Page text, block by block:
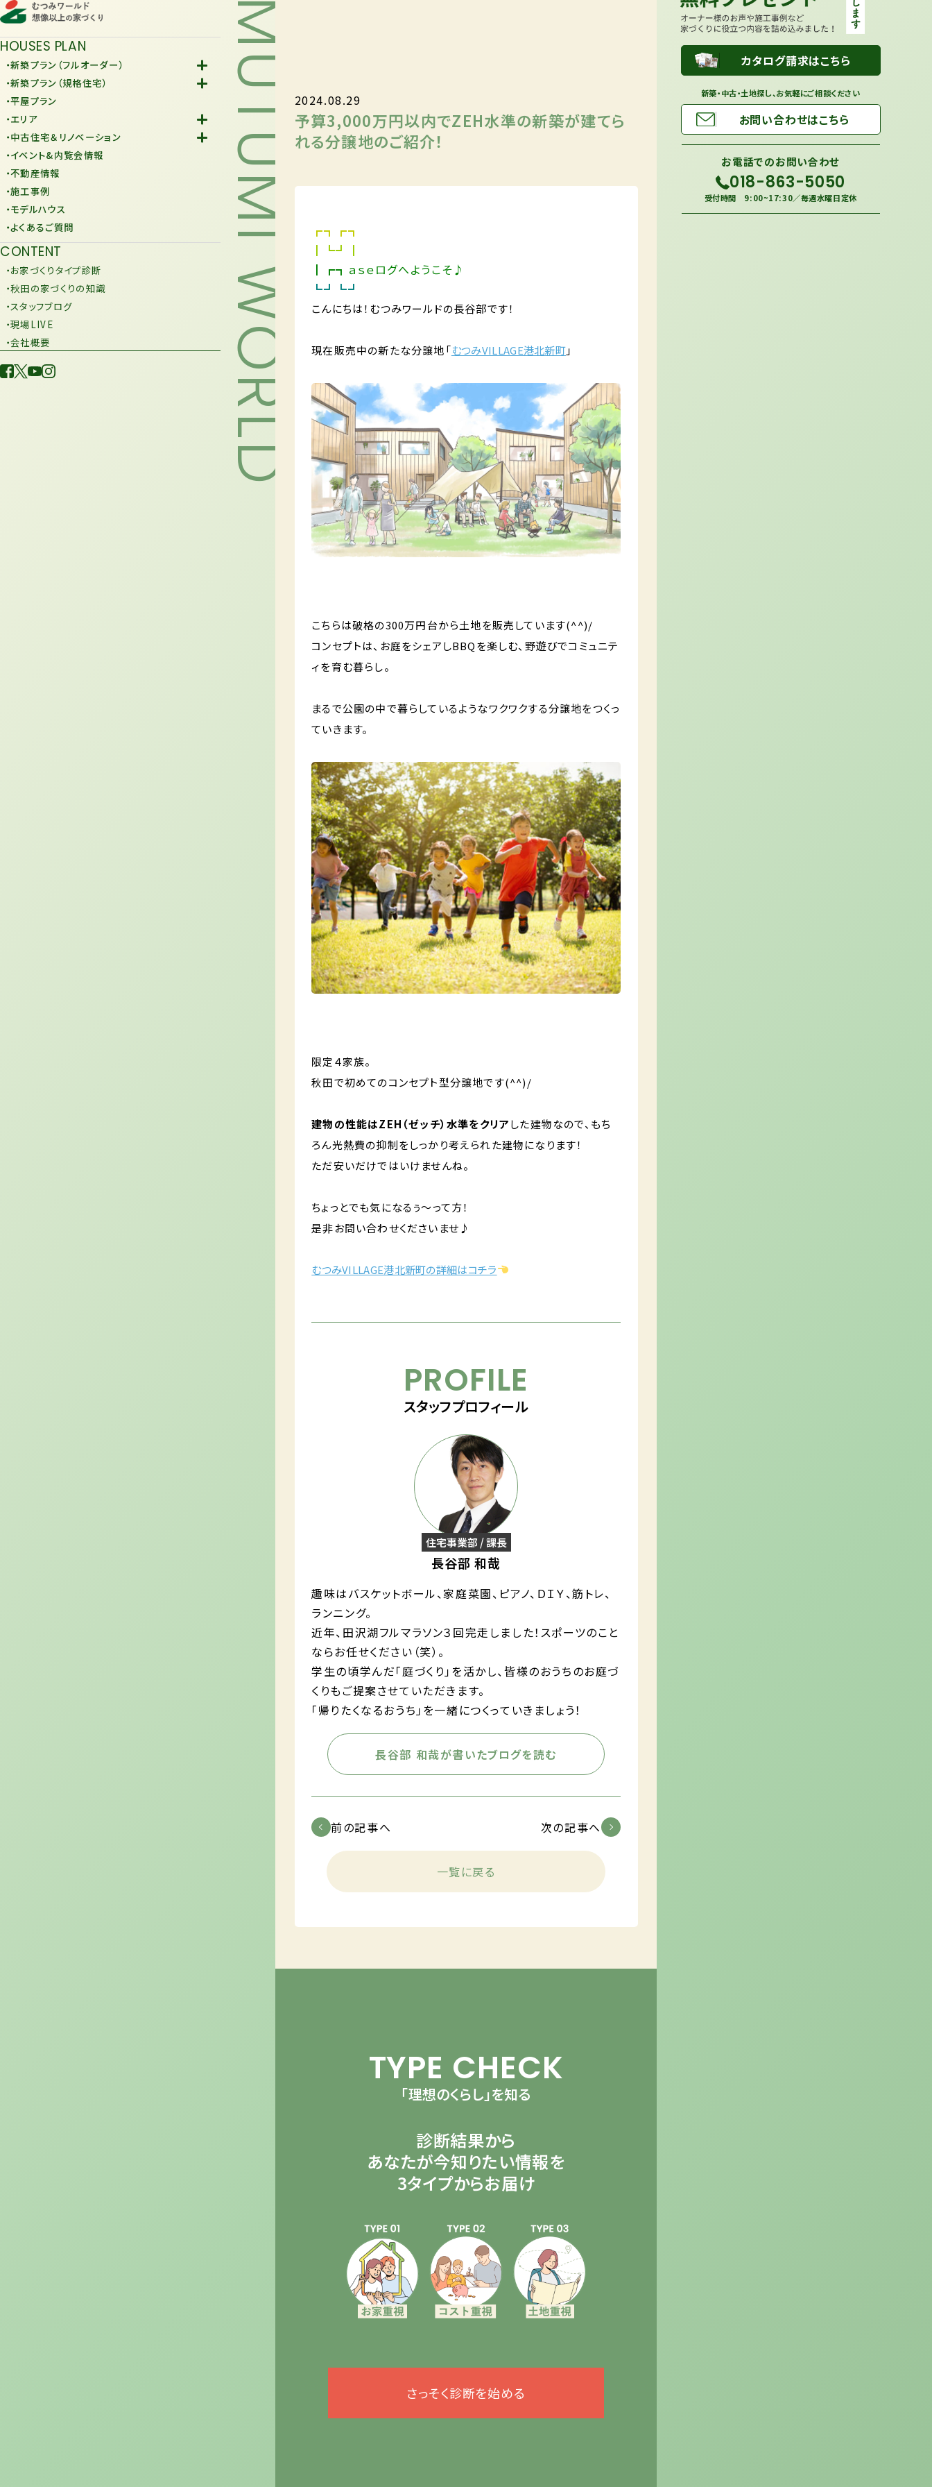
HOUSES PLAN
・新築プラン（フルオーダー）
-Fiore
・新築プラン（規格住宅）
-規格住宅
-KURAFIT
-JiU
・平屋プラン
・エリア
-潟上市
-由利本荘市
・中古住宅＆リノベーション
-中古住宅
-リノベーション
・イベント&内覧会情報
・不動産情報
・施工事例
・モデルハウス
・よくあるご質問
CONTENT
・お家づくりタイプ診断
・秋田の家づくりの知識
・スタッフブログ
・現場LIVE
・会社概要
MUTUMI WORLD カタログ請求はこちら
新築・中古・土地探し、お気軽にご相談ください
お問い合わせはこちら
お電話でのお問い合わせ
018-863-5050
受付時間 9:00~17:30／毎週水曜日定休
2024.08.29
予算3,000万円以内でZEH水準の新築が建てら
れる分譲地のご紹介！
┏┓┏┓
┃┗┛┃
┃┏┓ａｓｅログへようこそ♪
┗┛┗┛
こんにちは！むつみワールドの長谷部です！
現在販売中の新たな分譲地「むつみVILLAGE港北新町」
こちらは破格の300万円台から土地を販売しています(^^)/
コンセプトは、お庭をシェアしBBQを楽しむ、野遊びでコミュニテ
ィを育む暮らし。
まるで公園の中で暮らしているようなワクワクする分譲地をつくっ
ていきます。
限定４家族。
秋田で初めてのコンセプト型分譲地です(^^)/
建物の性能はZEH（ゼッチ）水準をクリアした建物なので、もち
ろん光熱費の抑制をしっかり考えられた建物になります！
ただ安いだけではいけませんね。
ちょっとでも気になるぅ～って方！
是非お問い合わせくださいませ♪
むつみVILLAGE港北新町の詳細はコチラ
PROFILE
スタッフプロフィール
住宅事業部 / 課長
長谷部 和哉
趣味はバスケットボール、家庭菜園、ピアノ、ＤＩＹ、筋トレ、
ランニング。
近年、田沢湖フルマラソン３回完走しました！スポーツのこと
ならお任せください（笑）。
学生の頃学んだ「庭づくり」を活かし、皆様のおうちのお庭づ
くりもご提案させていただきます。
「帰りたくなるおうち」を一緒につくっていきましょう！
長谷部 和哉が書いたブログを読む
前の記事へ 次の記事へ
一覧に戻る
TYPE CHECK
「理想のくらし」を知る
診断結果から
あなたが今知りたい情報を
3タイプからお届け
さっそく診断を始める